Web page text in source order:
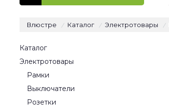
Влюстре / Каталог / Электротовары /
Каталог
Электротовары
Рамки
Выключатели
Розетки